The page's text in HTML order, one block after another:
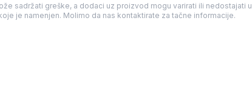
sadržati greške, a dodaci uz proizvod mogu varirati ili nedostajati u
je namenjen. Molimo da nas kontaktirate za tačne informacije.